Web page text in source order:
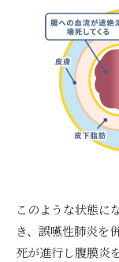
このような状態に
き、誤嚥性肺炎を
死が進行し腹膜炎